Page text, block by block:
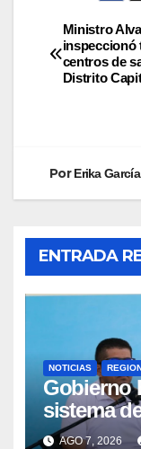
Ministro
inspeccionó
centros de
Distrito
PorErika García
ENTRADA
NOTICIAS
Gobierno
sistema
laAGO 7, 2026